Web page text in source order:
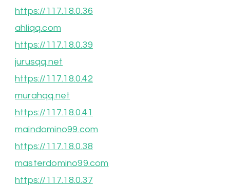
https://117.18.0.36
ahliqq.com
https://117.18.0.39
jurusqq.net
https://117.18.0.42
murahqq.net
https://117.18.0.41
maindomino99.com
https://117.18.0.38
masterdomino99.com
https://117.18.0.37